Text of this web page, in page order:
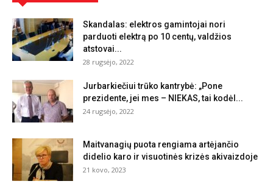
Skandalas: elektros gamintojai nori
parduoti elektrą po 10 centų, valdžios
atstovai...
28 rugsėjo, 2022
Jurbarkiečiui trūko kantrybė: „Pone
prezidente, jei mes – NIEKAS, tai kodėl...
24 rugsėjo, 2022
Maitvanagių puota rengiama artėjančio
didelio karo ir visuotinės krizės akivaizdoje
21 kovo, 2023